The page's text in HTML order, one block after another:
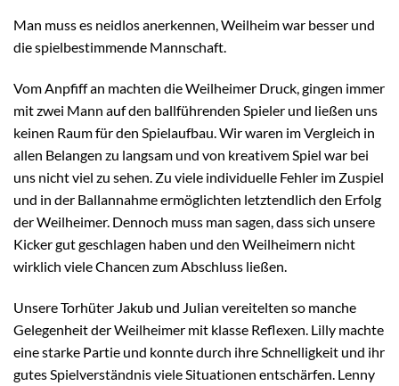
Man muss es neidlos anerkennen, Weilheim war besser und
die spielbestimmende Mannschaft.
Vom Anpfiff an machten die Weilheimer Druck, gingen immer
mit zwei Mann auf den ballführenden Spieler und ließen uns
keinen Raum für den Spielaufbau. Wir waren im Vergleich in
allen Belangen zu langsam und von kreativem Spiel war bei
uns nicht viel zu sehen. Zu viele individuelle Fehler im Zuspiel
und in der Ballannahme ermöglichten letztendlich den Erfolg
der Weilheimer. Dennoch muss man sagen, dass sich unsere
Kicker gut geschlagen haben und den Weilheimern nicht
wirklich viele Chancen zum Abschluss ließen.
Unsere Torhüter Jakub und Julian vereitelten so manche
Gelegenheit der Weilheimer mit klasse Reflexen. Lilly machte
eine starke Partie und konnte durch ihre Schnelligkeit und ihr
gutes Spielverständnis viele Situationen entschärfen. Lenny